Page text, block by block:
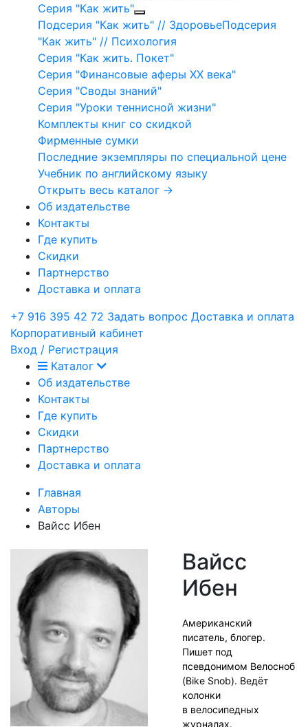
Серия "Как жить"
Подсерия "Как жить" // ЗдоровьеПодсерия
"Как жить" // Психология
Серия "Как жить. Покет"
Серия "Финансовые аферы XX века"
Серия "Своды знаний"
Серия "Уроки теннисной жизни"
Комплекты книг со скидкой
Фирменные сумки
Последние экземпляры по специальной цене
Учебник по английскому языку
Открыть весь каталог →
Об издательстве
Контакты
Где купить
Скидки
Партнерство
Доставка и оплата
+7 916 395 42 72 Задать вопрос Доставка и оплата
Корпоративный кабинет
Вход / Регистрация
Каталог
Об издательстве
Контакты
Где купить
Скидки
Партнерство
Доставка и оплата
Главная
Авторы
Вайсс Ибен
Вайсс
Ибен
Американский
писатель, блогер.
Пишет под
псевдонимом Велосноб
(Bike Snob). Ведёт
колонки
в велосипедных
журналах.